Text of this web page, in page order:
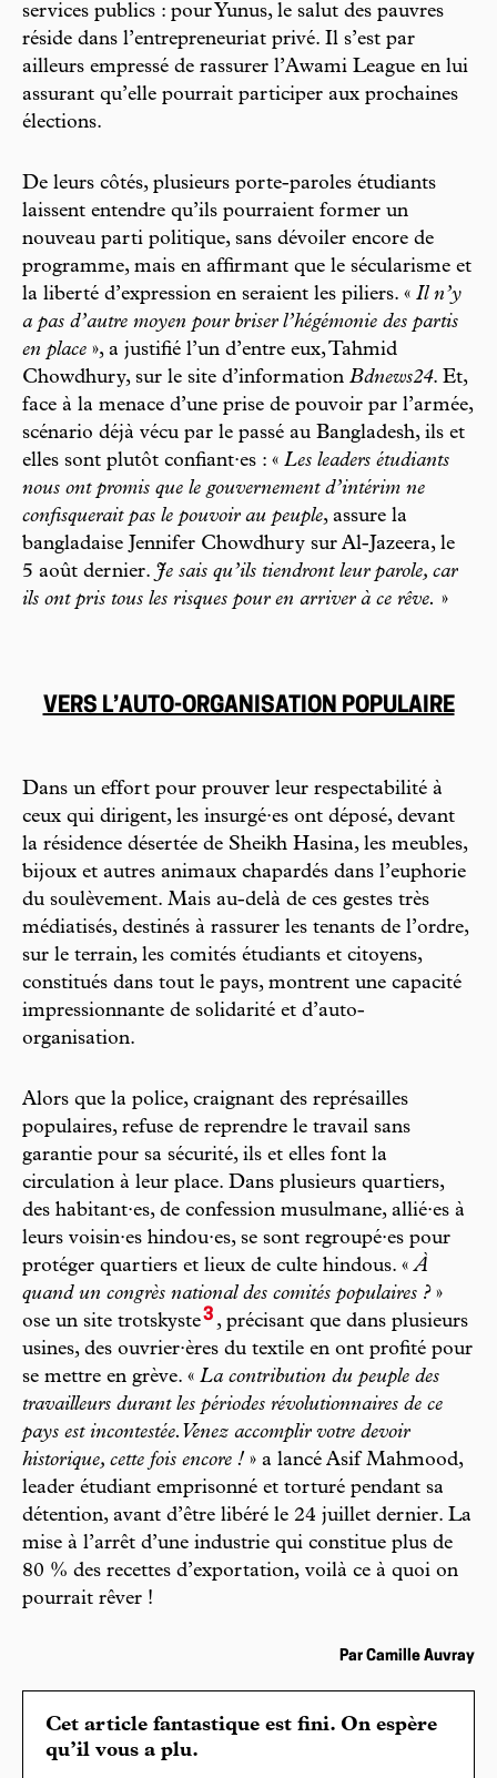
services publics : pour Yunus, le salut des pauvres
réside dans l’entrepreneuriat privé. Il s’est par
ailleurs empressé de rassurer l’Awami League en lui
assurant qu’elle pourrait participer aux prochaines
élections.
De leurs côtés, plusieurs porte-paroles étudiants
laissent entendre qu’ils pourraient former un
nouveau parti politique, sans dévoiler encore de
programme, mais en affirmant que le sécularisme et
la liberté d’expression en seraient les piliers. « Il n’y
a pas d’autre moyen pour briser l’hégémonie des partis
en place », a justifié l’un d’entre eux, Tahmid
Chowdhury, sur le site d’information Bdnews24. Et,
face à la menace d’une prise de pouvoir par l’armée,
scénario déjà vécu par le passé au Bangladesh, ils et
elles sont plutôt confiant·es : « Les leaders étudiants
nous ont promis que le gouvernement d’intérim ne
confisquerait pas le pouvoir au peuple, assure la
bangladaise Jennifer Chowdhury sur Al-Jazeera, le
5 août dernier. Je sais qu’ils tiendront leur parole, car
ils ont pris tous les risques pour en arriver à ce rêve. »
VERS L’AUTO-ORGANISATION POPULAIRE
Dans un effort pour prouver leur respectabilité à
ceux qui dirigent, les insurgé·es ont déposé, devant
la résidence désertée de Sheikh Hasina, les meubles,
bijoux et autres animaux chapardés dans l’euphorie
du soulèvement. Mais au-delà de ces gestes très
médiatisés, destinés à rassurer les tenants de l’ordre,
sur le terrain, les comités étudiants et citoyens,
constitués dans tout le pays, montrent une capacité
impressionnante de solidarité et d’auto-
organisation.
Alors que la police, craignant des représailles
populaires, refuse de reprendre le travail sans
garantie pour sa sécurité, ils et elles font la
circulation à leur place. Dans plusieurs quartiers,
des habitant·es, de confession musulmane, allié·es à
leurs voisin·es hindou·es, se sont regroupé·es pour
protéger quartiers et lieux de culte hindous. «À
quand un congrès national des comités populaires ?»
ose un site trotskyste3 , précisant que dans plusieurs
usines, des ouvrier·ères du textile en ont profité pour
se mettre en grève. « La contribution du peuple des
travailleurs durant les périodes révolutionnaires de ce
pays est incontestée. Venez accomplir votre devoir
historique, cette fois encore ! » a lancé Asif Mahmood,
leader étudiant emprisonné et torturé pendant sa
détention, avant d’être libéré le 24 juillet dernier. La
mise à l’arrêt d’une industrie qui constitue plus de
80 % des recettes d’exportation, voilà ce à quoi on
pourrait rêver !
Par Camille Auvray
Cet article fantastique est fini. On espère
qu’il vous a plu.